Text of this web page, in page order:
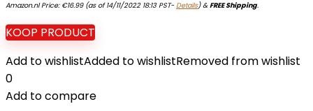
Amazon.nl Price: €16.99(as of 14/11/2022 18:13 PST-Details)&FREE Shipping.
KOOP PRODUCT
Add to wishlistAdded to wishlistRemoved from wishlist
0
Add to compare